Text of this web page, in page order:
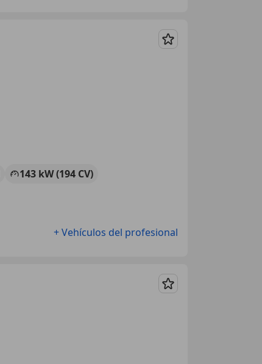
Guardar
143 kW (194 CV)
+ Vehículos del profesional
Guardar